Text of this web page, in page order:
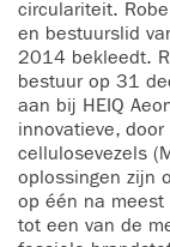
circulariteit.
en bestuurslid
2014 bekleedt.
bestuur op 31
aan bij HEIQ
innovatieve,
cellulosevezels
oplossingen zijn
op één na meest
tot een van de